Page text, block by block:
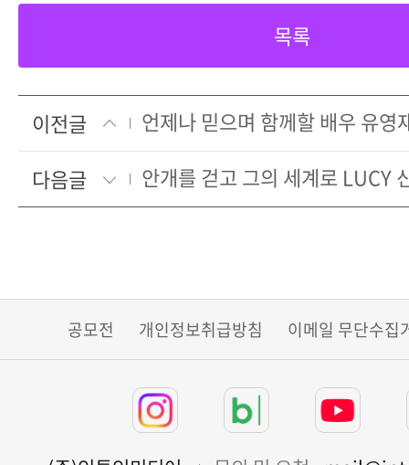
목록
이전글
언제나 믿으며 함께할 배우 유영
다음글
안개를 걷고 그의 세계로 LUCY
공모전 개인정보취급방침 이메일 무단수집